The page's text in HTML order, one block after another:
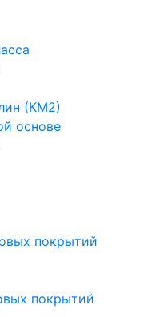
(КМ2)
основе
покрытий
покрытий